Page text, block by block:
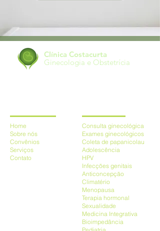
Clínica Costacurta
Ginecologia e Obstetrícia
Home
Sobre nós
Convênios
Serviços
Contato
Consulta ginecológica
Exames ginecológicos
Coleta de papanicolau
Adolescência
HPV
Infecções genitais
Anticoncepção
Climatério
Menopausa
Terapia hormonal
Sexualidade
Medicina Integrativa
Bioimpedância